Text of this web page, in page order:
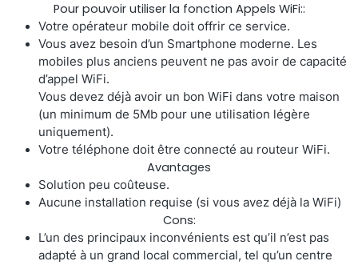
StellaControl
Surveillance à distance
All Products
Pour pouvoir utiliser la fonction Appels WiFi::
Votre opérateur mobile doit offrir ce service.
Vous avez besoin d’un Smartphone moderne. Les
mobiles plus anciens peuvent ne pas avoir de capacité
d’appel WiFi.
Vous devez déjà avoir un bon WiFi dans votre maison
(un minimum de 5Mb pour une utilisation légère
uniquement).
Votre téléphone doit être connecté au routeur WiFi.
Avantages
Solution peu coûteuse.
Aucune installation requise (si vous avez déjà la WiFi)
Cons:
L’un des principaux inconvénients est qu’il n’est pas
adapté à un grand local commercial, tel qu’un centre